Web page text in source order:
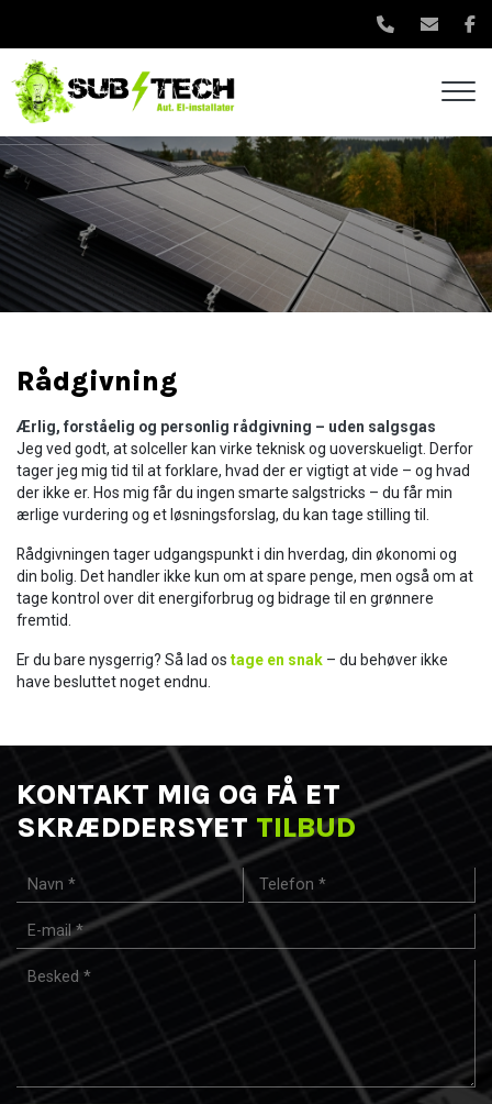
hovedindhold
Rådgivning
Ærlig, forståelig og personlig rådgivning – uden salgsgas
Jeg ved godt, at solceller kan virke teknisk og uoverskueligt. Derfor
tager jeg mig tid til at forklare, hvad der er vigtigt at vide – og hvad
der ikke er. Hos mig får du ingen smarte salgstricks – du får min
ærlige vurdering og et løsningsforslag, du kan tage stilling til.
Rådgivningen tager udgangspunkt i din hverdag, din økonomi og
din bolig. Det handler ikke kun om at spare penge, men også om at
tage kontrol over dit energiforbrug og bidrage til en grønnere
fremtid.
Er du bare nysgerrig? Så lad os tage en snak – du behøver ikke
have besluttet noget endnu.
KONTAKT MIG OG FÅ ET
SKRÆDDERSYET TILBUD